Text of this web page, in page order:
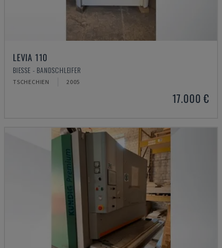
LEVIA 110
BIESSE - BANDSCHLEIFER
TSCHECHIEN 2005
17.000 €